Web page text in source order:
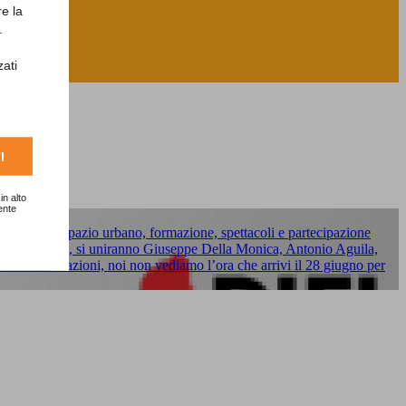
la
alto
spazio urbano, formazione, spettacoli e partecipazione
Verzone, si uniranno Giuseppe Della Monica, Antonio Aguila,
le informazioni, noi non vediamo l’ora che arrivi il 28 giugno per